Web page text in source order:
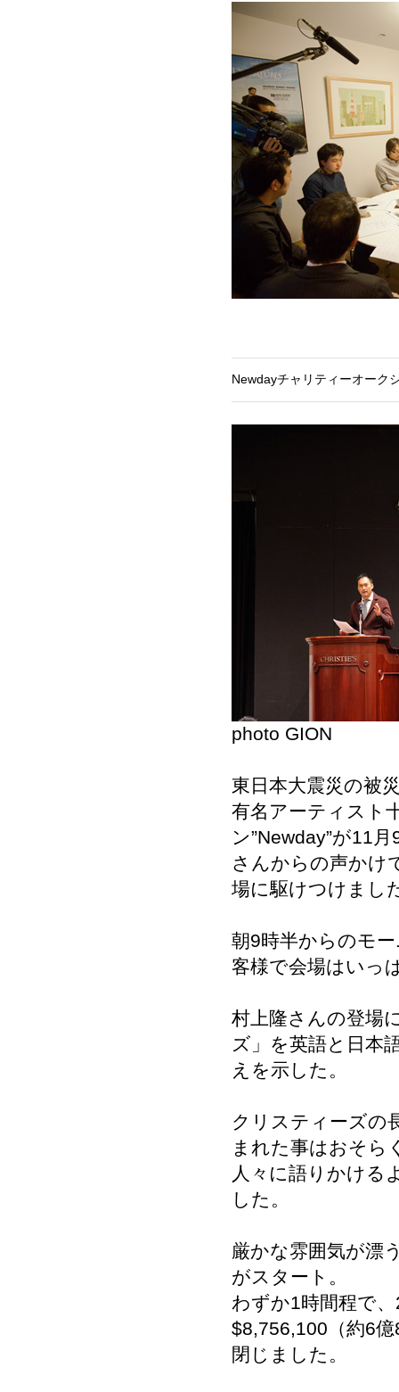
Newdayチャリティーオーク
photo GION
東日本大震災の被
有名アーティスト
ン”Newday”が11
さんからの声かけ
場に駆けつけまし
朝9時半からのモ
客様で会場はいっ
村上隆さんの登場
ズ」を英語と日本
えを示した。
クリスティーズの
まれた事はおそら
人々に語りかける
した。
厳かな雰囲気が漂
がスタート。
わずか1時間程で
$8,756,100（約6
閉じました。